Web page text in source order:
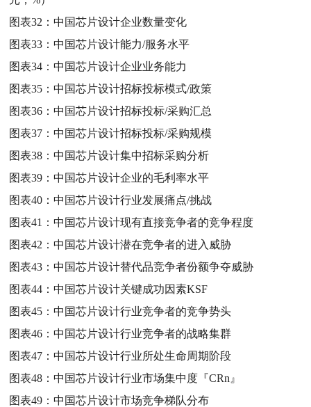
图表32：中国芯片设计企业数量变化
图表33：中国芯片设计能力/服务水平
图表34：中国芯片设计企业业务能力
图表35：中国芯片设计招标投标模式/政策
图表36：中国芯片设计招标投标/采购汇总
图表37：中国芯片设计招标投标/采购规模
图表38：中国芯片设计集中招标采购分析
图表39：中国芯片设计企业的毛利率水平
图表40：中国芯片设计行业发展痛点/挑战
图表41：中国芯片设计现有直接竞争者的竞争程度
图表42：中国芯片设计潜在竞争者的进入威胁
图表43：中国芯片设计替代品竞争者份额争夺威胁
图表44：中国芯片设计关键成功因素KSF
图表45：中国芯片设计行业竞争者的竞争势头
图表46：中国芯片设计行业竞争者的战略集群
图表47：中国芯片设计行业所处生命周期阶段
图表48：中国芯片设计行业市场集中度『CRn』
图表49：中国芯片设计市场竞争梯队分布